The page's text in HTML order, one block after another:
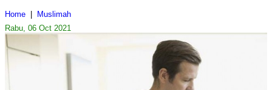
Home
Muslimah
Rabu, 06 Oct 2021